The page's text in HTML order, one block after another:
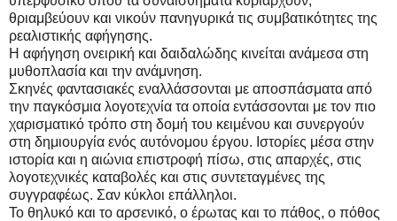
θριαμβεύουν και νικούν πανηγυρικά τις συμβατικότητες της
ρεαλιστικής αφήγησης.
Η αφήγηση ονειρική και δαιδαλώδης κινείται ανάμεσα στη
μυθοπλασία και την ανάμνηση.
Σκηνές φαντασιακές εναλλάσσονται με αποσπάσματα από
την παγκόσμια λογοτεχνία τα οποία εντάσσονται με τον πιο
χαρισματικό τρόπο στη δομή του κειμένου και συνεργούν
στη δημιουργία ενός αυτόνομου έργου. Ιστορίες μέσα στην
ιστορία και η αιώνια επιστροφή πίσω, στις απαρχές, στις
λογοτεχνικές καταβολές και στις συντεταγμένες της
συγγραφέως. Σαν κύκλοι επάλληλοι.
Το θηλυκό και το αρσενικό, ο έρωτας και το πάθος, ο πόθος